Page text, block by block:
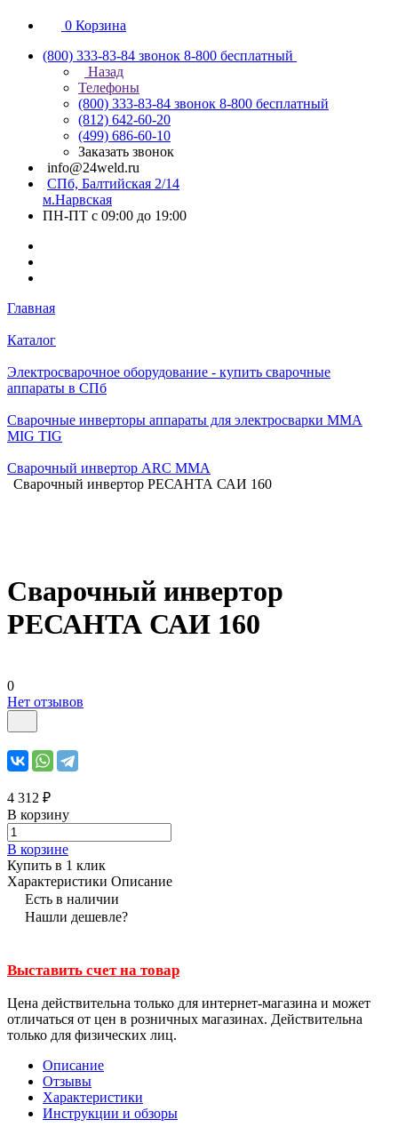
0 Корзина
(800) 333-83-84 звонок 8-800 бесплатный
Назад
Телефоны
(800) 333-83-84 звонок 8-800 бесплатный
(812) 642-60-20
(499) 686-60-10
Заказать звонок
info@24weld.ru
СПб, Балтийская 2/14
м.Нарвская
ПН-ПТ с 09:00 до 19:00
Главная
Каталог
Электросварочное оборудование - купить сварочные
аппараты в СПб
Сварочные инверторы аппараты для электросварки MMA
MIG TIG
Сварочный инвертор ARC MMA
Сварочный инвертор РЕСАНТА САИ 160
Сварочный инвертор
РЕСАНТА САИ 160
0
Нет отзывов
4 312 ₽
В корзину
В корзине
Купить в 1 клик
Характеристики Описание
Есть в наличии
Нашли дешевле?
Выставить счет на товар
Цена действительна только для интернет-магазина и может
отличаться от цен в розничных магазинах. Действительна
только для физических лиц.
Описание
Отзывы
Характеристики
Инструкции и обзоры